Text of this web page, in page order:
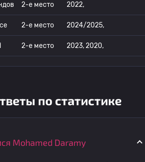
2-е место 2022,
2-е место 2024/2025,
2-е место 2023, 2020,
по статистике
Mohamed Daramy